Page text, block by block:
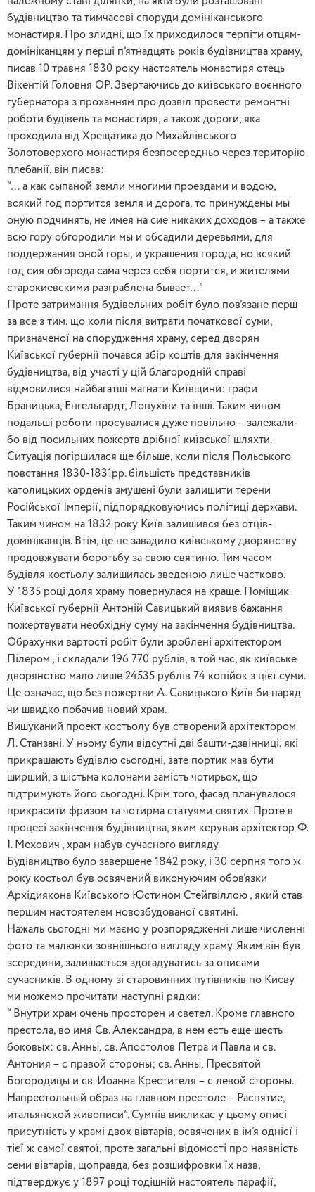
будівництво та тимчасові споруди домініканського
монастиря. Про злидні, що їх приходилося терпіти отцям-
домініканцям у перші п’ятнадцять років будівництва храму,
писав 10 травня 1830 року настоятель монастиря отець
Вікентій Головня OP. Звертаючись до київського воєнного
губернатора з проханням про дозвіл провести ремонтні
роботи будівель та монастиря, а також дороги, яка
проходила від Хрещатика до Михайлівського
Золотоверхого монастиря безпосередньо через територію
плебанії, він писав:
“… а как сыпаной земли многими проездами и водою,
всякий год портится земля и дорога, то принуждены мы
оную подчинять, не имея на сие никаких доходов – а также
всю гору обгородили мы и обсадили деревьями, для
поддержания оной горы, и украшения города, но всякий
год сия обгорода сама через себя портится, и жителями
старокиевскими разграблена бывает…”
Проте затримання будівельних робіт було пов’язане перш
за все з тим, що коли після витрати початкової суми,
призначеної на спорудження храму, серед дворян
Київської губернії почався збір коштів для закінчення
будівництва, від участі у цій благородній справі
відмовилися найбагатші магнати Київщини: графи
Браницька, Енгельгардт, Лопухіни та інші. Таким чином
подальші роботи просувалися дуже повільно – залежали-
бо від посильних пожертв дрібної київської шляхти.
Ситуація погіршилася ще більше, коли після Польського
повстання 1830-1831рр. більшість представників
католицьких орденів змушені були залишити терени
Російської Імперії, підпорядковуючись політиці держави.
Таким чином на 1832 року Київ залишився без отців-
домініканців. Втім, це не завадило київському дворянству
продовжувати боротьбу за свою святиню. Тим часом
будівля костьолу залишилась зведеною лише частково.
У 1835 році доля храму повернулася на краще. Поміщик
Київської губернії Антоній Савицький виявив бажання
пожертвувати необхідну суму на закінчення будівництва.
Обрахунки вартості робіт були зроблені архітектором
Пілером , і складали 196 770 рублів, в той час, як київське
дворянство мало лише 24535 рублів 74 копійок з цієї суми.
Це означає, що без пожертви А. Савицького Київ би наряд
чи швидко побачив новий храм.
Вишуканий проект костьолу був створений архітектором
Л. Станзані. У ньому були відсутні дві башти-дзвінниці, які
прикрашають будівлю сьогодні, зате портик мав бути
ширший, з шістьма колонами замість чотирьох, що
підтримують його сьогодні. Крім того, фасад планувалося
прикрасити фризом та чотирма статуями святих. Проте в
процесі закінчення будівництва, яким керував архітектор Ф.
І. Мехович , храм набув сучасного вигляду.
Будівництво було завершене 1842 року, і 30 серпня того ж
року костьол був освячений виконуючим обов’язки
Архідиякона Київського Юстином Стейгвіллою , який став
першим настоятелем новозбудованої святині.
Нажаль сьогодні ми маємо у розпорядженні лише численні
фото та малюнки зовнішнього вигляду храму. Яким він був
зсередини, залишається здогадуватись за описами
сучасників. В одному зі старовинних путівників по Києву
ми можемо прочитати наступні рядки:
“ Внутри храм очень просторен и светел. Кроме главного
престола, во имя Св. Александра, в нем есть еще шесть
боковых: св. Анны, св. Апостолов Петра и Павла и св.
Антония – с правой стороны; св. Анны, Пресвятой
Богородицы и св. Иоанна Крестителя – с левой стороны.
Напрестольный образ на главном престоле – Распятие,
итальянской живописи”. Сумнів викликає у цьому описі
присутність у храмі двох вівтарів, освячених в ім’я однієї і
тієї ж самої святої, проте загальні відомості про наявність
семи вівтарів, щоправда, без розшифровки їх назв,
підтверджує у 1897 році тодішній настоятель парафії,